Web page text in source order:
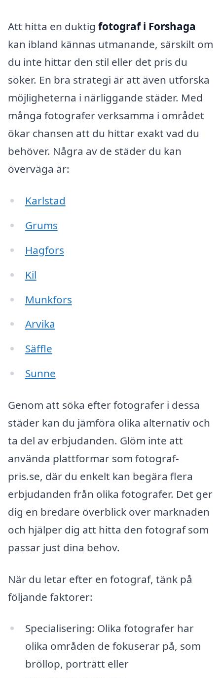
Att hitta en duktig fotograf i Forshaga
kan ibland kännas utmanande, särskilt om
du inte hittar den stil eller det pris du
söker. En bra strategi är att även utforska
möjligheterna i närliggande städer. Med
många fotografer verksamma i området
ökar chansen att du hittar exakt vad du
behöver. Några av de städer du kan
överväga är:
Karlstad
Grums
Hagfors
Kil
Munkfors
Arvika
Säffle
Sunne
Genom att söka efter fotografer i dessa
städer kan du jämföra olika alternativ och
ta del av erbjudanden. Glöm inte att
använda plattformar som fotograf-
pris.se, där du enkelt kan begära flera
erbjudanden från olika fotografer. Det ger
dig en bredare överblick över marknaden
och hjälper dig att hitta den fotograf som
passar just dina behov.
När du letar efter en fotograf, tänk på
följande faktorer:
Specialisering: Olika fotografer har
olika områden de fokuserar på, som
bröllop, porträtt eller